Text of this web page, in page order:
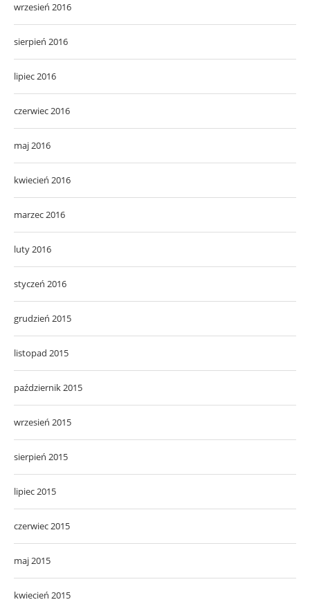
wrzesień 2016
sierpień 2016
lipiec 2016
czerwiec 2016
maj 2016
kwiecień 2016
marzec 2016
luty 2016
styczeń 2016
grudzień 2015
listopad 2015
październik 2015
wrzesień 2015
sierpień 2015
lipiec 2015
czerwiec 2015
maj 2015
kwiecień 2015